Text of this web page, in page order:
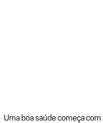
Uma boa saúde começa com